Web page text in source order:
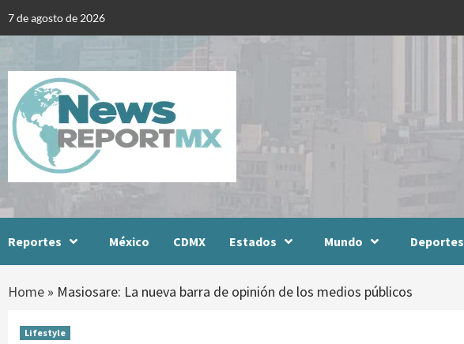
7 de agosto de 2026
Reportes México CDMX Estados Mundo Deportes
Home » Masiosare: La nueva barra de opinión de los medios públicos
Lifestyle